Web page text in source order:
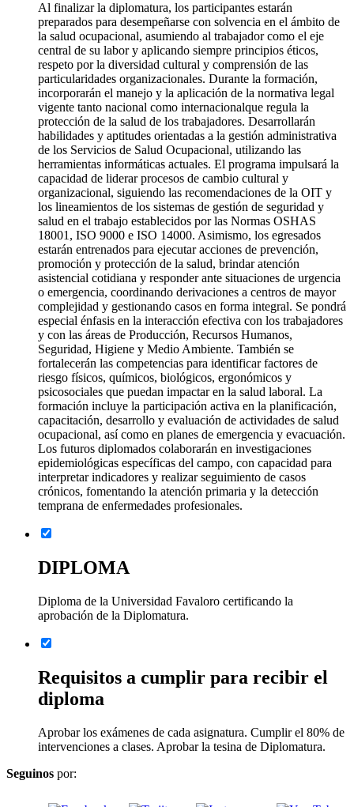
Al finalizar la diplomatura, los participantes estarán
preparados para desempeñarse con solvencia en el ámbito de
la salud ocupacional, asumiendo al trabajador como el eje
central de su labor y aplicando siempre principios éticos,
respeto por la diversidad cultural y comprensión de las
particularidades organizacionales. Durante la formación,
incorporarán el manejo y la aplicación de la normativa legal
vigente tanto nacional como internacionalque regula la
protección de la salud de los trabajadores. Desarrollarán
habilidades y aptitudes orientadas a la gestión administrativa
de los Servicios de Salud Ocupacional, utilizando las
herramientas informáticas actuales. El programa impulsará la
capacidad de liderar procesos de cambio cultural y
organizacional, siguiendo las recomendaciones de la OIT y
los lineamientos de los sistemas de gestión de seguridad y
salud en el trabajo establecidos por las Normas OSHAS
18001, ISO 9000 e ISO 14000. Asimismo, los egresados
estarán entrenados para ejecutar acciones de prevención,
promoción y protección de la salud, brindar atención
asistencial cotidiana y responder ante situaciones de urgencia
o emergencia, coordinando derivaciones a centros de mayor
complejidad y gestionando casos en forma integral. Se pondrá
especial énfasis en la interacción efectiva con los trabajadores
y con las áreas de Producción, Recursos Humanos,
Seguridad, Higiene y Medio Ambiente. También se
fortalecerán las competencias para identificar factores de
riesgo físicos, químicos, biológicos, ergonómicos y
psicosociales que puedan impactar en la salud laboral. La
formación incluye la participación activa en la planificación,
capacitación, desarrollo y evaluación de actividades de salud
ocupacional, así como en planes de emergencia y evacuación.
Los futuros diplomados colaborarán en investigaciones
epidemiológicas específicas del campo, con capacidad para
interpretar indicadores y realizar seguimiento de casos
crónicos, fomentando la atención primaria y la detección
temprana de enfermedades profesionales.
DIPLOMA
Diploma de la Universidad Favaloro certificando la
aprobación de la Diplomatura.
Requisitos a cumplir para recibir el
diploma
Aprobar los exámenes de cada asignatura. Cumplir el 80% de
intervenciones a clases. Aprobar la tesina de Diplomatura.
Seguinos por: